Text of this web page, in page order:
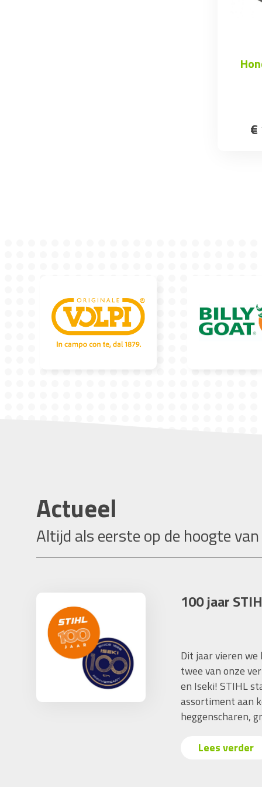
€
Actueel
Altijd als eerste op de hoogte
100 jaar
Dit jaar vieren
twee van onze
en Iseki! STIHL
assortiment aan
heggenscharen,
Lees verder